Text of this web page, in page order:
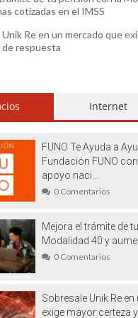
símbolo de la era actual
manuales
marketing translation
la gran revolución
a la India exóticos:
de ambientes místico y
Madrid: lo que debe
comprarlo
para casa: porque no
cotizadas en el IMSS
Re en un mercado que
de respuesta
Internet
FUNO Te Ayuda a
Fundación FUNO
apoyo naci...
0 Comentarios
Mejora el trámite de
Modalidad 40 y
0 Comentarios
Sobresale Unik Re
exige mayor certeza